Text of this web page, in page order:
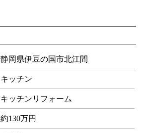
静岡県伊豆の国市北江間
キッチン
キッチンリフォーム
約130万円